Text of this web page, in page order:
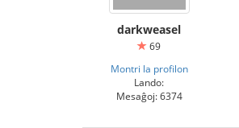
darkweasel
69
Montri la profilon
Lando:
Mesaĝoj: 6374